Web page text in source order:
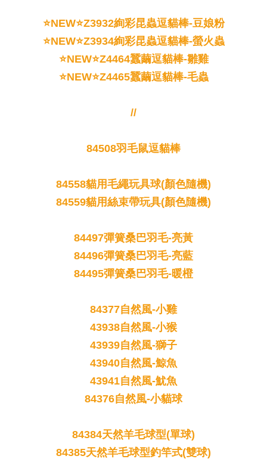
⭐NEW⭐Z3932絢彩昆蟲逗貓棒-豆娘粉
⭐NEW⭐Z3934絢彩昆蟲逗貓棒-螢火蟲
⭐NEW⭐Z4464蠶繭逗貓棒-雛雞
⭐NEW⭐Z4465蠶繭逗貓棒-毛蟲
//
84508羽毛鼠逗貓棒
84558貓用毛繩玩具球(顏色隨機)
84559貓用絲束帶玩具(顏色隨機)
84497彈簧桑巴羽毛-亮黃
84496彈簧桑巴羽毛-亮藍
84495彈簧桑巴羽毛-暖橙
84377自然風-小雞
43938自然風-小猴
43939自然風-獅子
43940自然風-鯨魚
43941自然風-魷魚
84376自然風-小貓球
84384天然羊毛球型(單球)
84385天然羊毛球型釣竿式(雙球)